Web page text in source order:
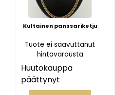
Kultainen panssariketju
Tuote ei saavuttanut
hintavarausta
Huutokauppa
päättynyt